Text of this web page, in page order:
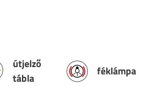
útjelző
tábla
féklámpa